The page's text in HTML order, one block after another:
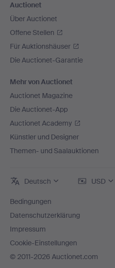
Auctionet
Über Auctionet
Offene Stellen
Für Auktionshäuser
Die Auctionet-Garantie
Mehr von Auctionet
Auctionet Magazine
Die Auctionet-App
Auctionet Academy
Künstler und Designer
Themen- und Saalauktionen
Deutsch USD
Bedingungen
Datenschutzerklärung
Impressum
Cookie-Einstellungen
© 2011-2026 Auctionet.com